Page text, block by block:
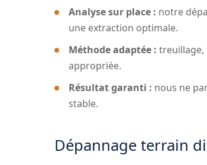
Analyse sur place : notre
une extraction optimale.
Méthode adaptée : treuillage,
appropriée.
Résultat garanti : nous ne
stable.
Dépannage terrain